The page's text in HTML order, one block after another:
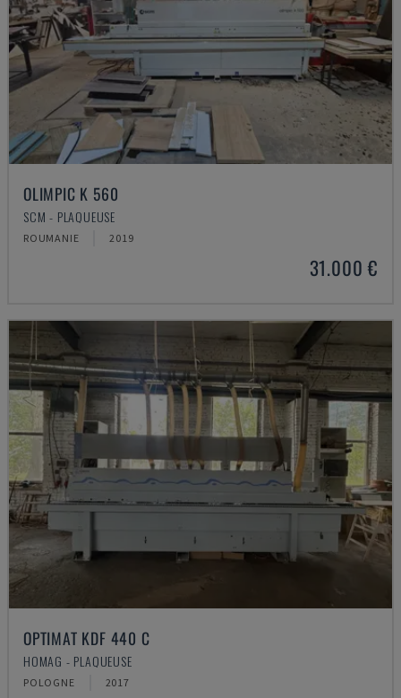
OLIMPIC K 560
SCM - PLAQUEUSE
ROUMANIE 2019
31.000 €
OPTIMAT KDF 440 C
HOMAG - PLAQUEUSE
POLOGNE 2017